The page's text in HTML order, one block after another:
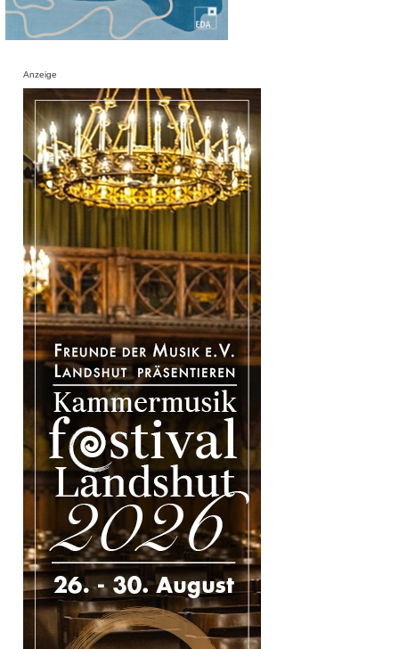
Anzeige